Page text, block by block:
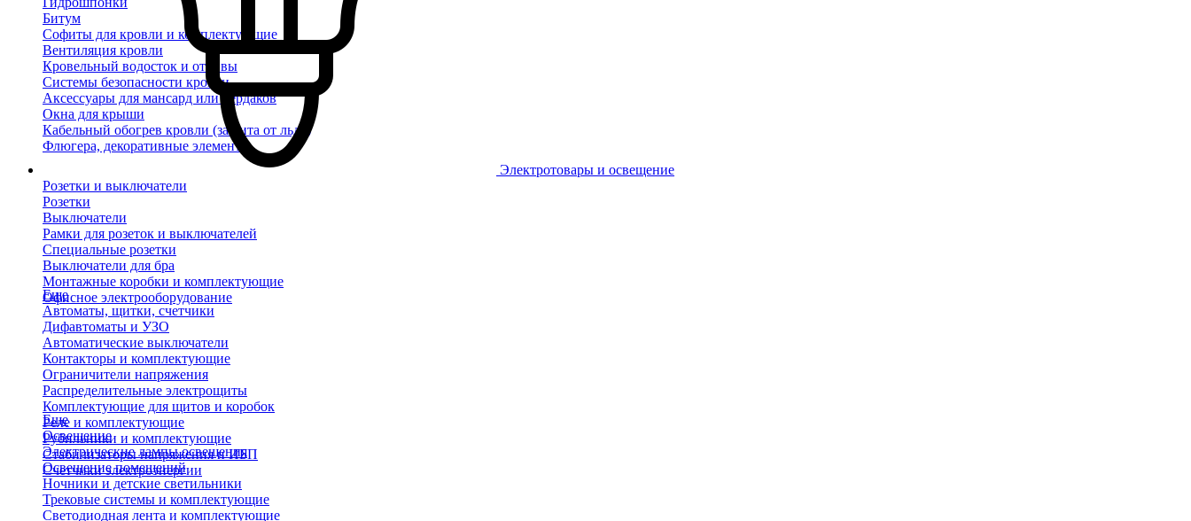
Битум
Софиты для кровли и комплектующие
Вентиляция кровли
Кровельный водосток и отливы
Системы безопасности кровли
Аксессуары для мансард или чердаков
Окна для крыши
Кабельный обогрев кровли (защита от льда)
Флюгера, декоративные элементы
Электротовары и освещение
Розетки и выключатели
Розетки
Выключатели
Рамки для розеток и выключателей
Специальные розетки
Выключатели для бра
Монтажные коробки и комплектующие
Офисное электрооборудование
Еще
Автоматы, щитки, счетчики
Дифавтоматы и УЗО
Автоматические выключатели
Контакторы и комплектующие
Ограничители напряжения
Распределительные электрощиты
Комплектующие для щитов и коробок
Реле и комплектующие
Рубильники и комплектующие
Стабилизаторы напряжения и ИБП
Счетчики электроэнергии
Еще
Освещение
Электрические лампы освещения
Освещение помещений
Ночники и детские светильники
Трековые системы и комплектующие
Светодиодная лента и комплектующие